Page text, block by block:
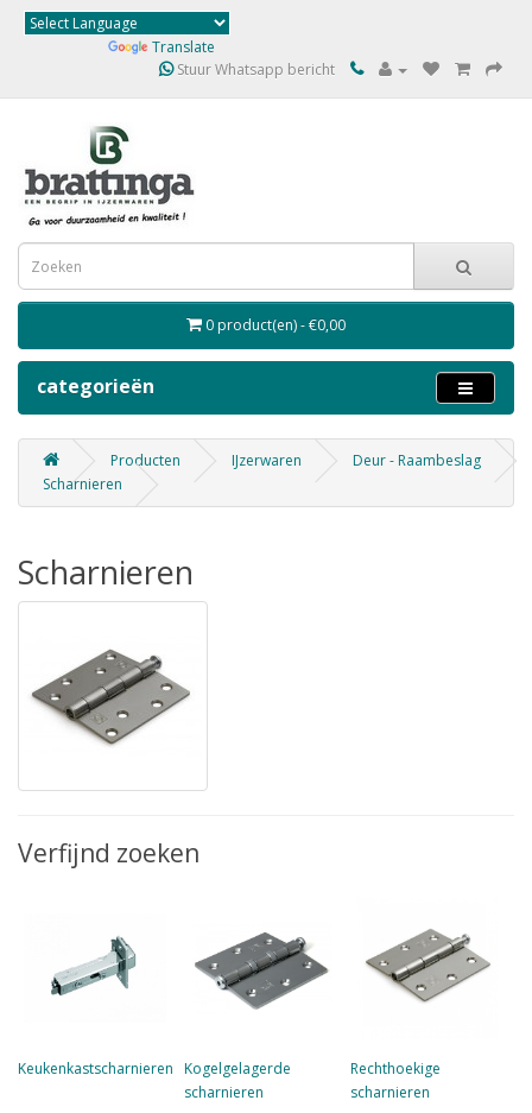
Translate
Stuur Whatsapp bericht
0 product(en) - €0,00
categorieën
Producten IJzerwaren
Deur - Raambeslag
Scharnieren
Scharnieren
Verfijnd zoeken
Keukenkastscharnieren Kogelgelagerde
scharnieren
Rechthoekige
scharnieren